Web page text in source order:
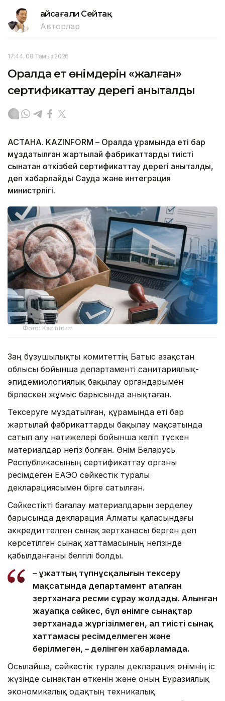
Ғайсағали Сейтақ
Авторлар
17:44, 08 Тамыз 2026
Оралда ет өнімдерін «жалған»
сертификаттау дерегі анықталды
АСТАНА. KAZINFORM – Оралда құрамында еті бар
мұздатылған жартылай фабрикаттарды тиісті
сынақтан өткізбей сертификаттау дерегі анықталды,
деп хабарлайды Сауда және интеграция
министрлігі.
Фото: Kazinform
Заң бұзушылықты комитеттің Батыс Қазақстан
облысы бойынша департаменті санитариялық-
эпидемиологиялық бақылау органдарымен
бірлескен жұмыс барысында анықтаған.
Тексеруге мұздатылған, құрамында еті бар
жартылай фабрикаттарды бақылау мақсатында
сатып алу нәтижелері бойынша келіп түскен
материалдар негіз болған. Өнім Беларусь
Республикасының сертификаттау органы
ресімдеген ЕАЭО сәйкестік туралы
декларациясымен бірге сатылған.
Сәйкестікті бағалау материалдарын зерделеу
барысында декларация Алматы қаласындағы
аккредиттелген сынақ зертханасы берген деп
көрсетілген сынақ хаттамасының негізінде
қабылданғаны белгілі болды.
– Құжаттың түпнұсқалығын тексеру
мақсатында департамент аталған
зертханаға ресми сұрау жолдады. Алынған
жауапқа сәйкес, бұл өнімге сынақтар
зертханада жүргізілмеген, ал тиісті сынақ
хаттамасы ресімделмеген және
берілмеген, – делінген хабарламада.
Осылайша, сәйкестік туралы декларация өнімнің іс
жүзінде сынақтан өткенін және оның Еуразиялық
экономикалық одақтың техникалық